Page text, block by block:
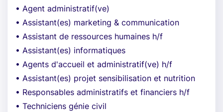
• Agent administratif(ve)
• Assistant(es) marketing & communication
• Assistant de ressources humaines h/f
• Assistant(es) informatiques
• Agents d'accueil et administratif(ve) h/f
• Assistant(es) projet sensibilisation et nutrition
• Responsables administratifs et financiers h/f
• Techniciens génie civil